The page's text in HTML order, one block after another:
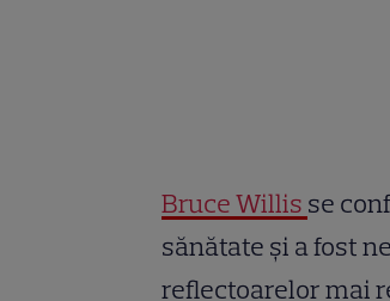
Bruce Willis se
sănătate și a fost
reflectoarelor mai